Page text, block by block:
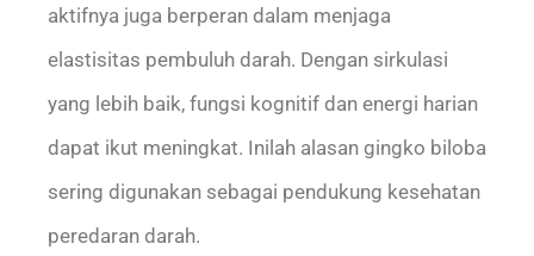
aktifnya juga berperan dalam menjaga
elastisitas pembuluh darah. Dengan sirkulasi
yang lebih baik, fungsi kognitif dan energi harian
dapat ikut meningkat. Inilah alasan gingko biloba
sering digunakan sebagai pendukung kesehatan
peredaran darah.